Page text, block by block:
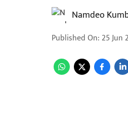
Namdeo
Published On: 25 Jun